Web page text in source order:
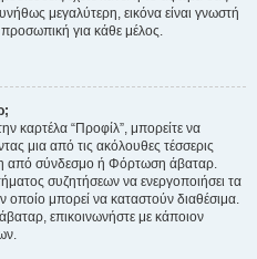
μεγαλύτερη, εικόνα είναι γνωστή
προσωπική για κάθε μέλος.
καρτέλα “Προφίλ”, μπορείτε να
μια από τις ακόλουθες τέσσερις
από σύνδεσμο ή Φόρτωση άβαταρ.
συζητήσεων να ενεργοποιήσει τα
οποίο μπορεί να καταστούν διαθέσιμα.
επικοινωνήστε με κάποιον